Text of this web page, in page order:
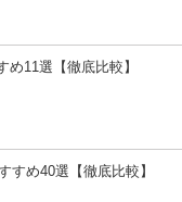
11選【徹底比較】
すめ40選【徹底比較】